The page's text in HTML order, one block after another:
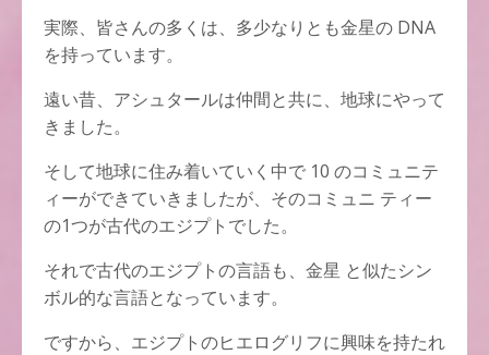
実際、皆さんの多くは、多少なりとも金星の DNA
を持っています。
遠い昔、アシュタールは仲間と共に、地球にやって
きました。
そして地球に住み着いていく中で 10 のコミュニテ
ィーができていきましたが、そのコミュニ ティー
の1つが古代のエジプトでした。
それで古代のエジプトの言語も、金星 と似たシン
ボル的な言語となっています。
ですから、エジプトのヒエログリフに興味を持たれ